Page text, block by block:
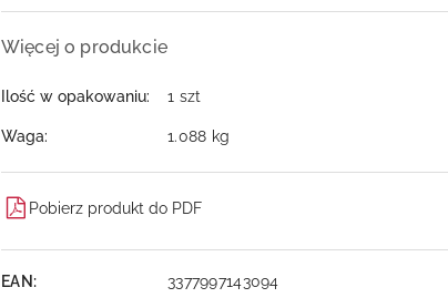
Więcej o produkcie
Ilość w opakowaniu: 1 szt
Waga: 1.088 kg
Pobierz produkt do PDF
EAN: 3377997143094